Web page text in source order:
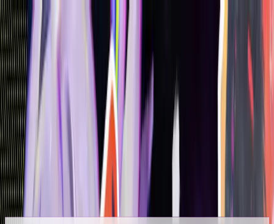
首页排行榜 社区
登录
OC设定辅助工具
开始游玩
点击任意地方开始游玩
更新于
2026/03/19